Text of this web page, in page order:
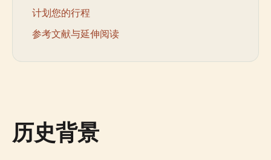
计划您的行程
参考文献与延伸阅读
历史背景